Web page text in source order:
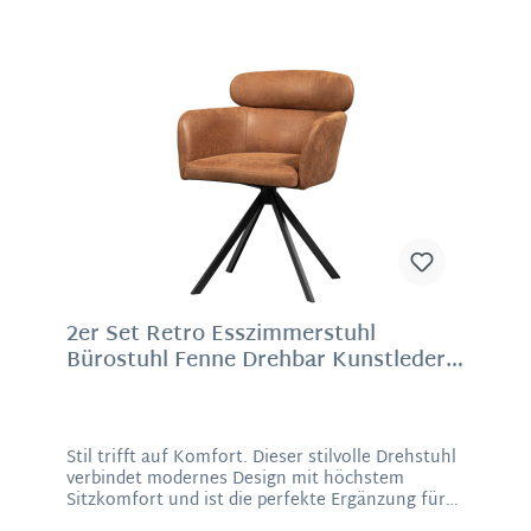
Vierfußgestell aus Metall klare Linien setzt und
zugleich absolute Standfestigkeit garantiert. Ob
als stilvoller Akzent im Homeoffice, als
komfortabler Esszimmerstuhl oder als
hochwertiges Designstatement im Wohnraum –
dieser Drehstuhl strahlt Ruhe, Balance und
moderne Eleganz aus. Ein Möbelstück, das
sowohl optisch als auch haptisch überzeugt.
Material: Chenille-Stoff mit einzigartiger
Struktur, Metallgestell in mattschwarzMaße: 80 x
58 x 65 cm (H/B/T), Sitzhöhe 46 cm, Sitztiefe 42
2er Set Retro Esszimmerstuhl
Bürostuhl Fenne Drehbar Kunstleder
Stil trifft auf Komfort. Dieser stilvolle Drehstuhl
verbindet modernes Design mit höchstem
Sitzkomfort und ist die perfekte Ergänzung für